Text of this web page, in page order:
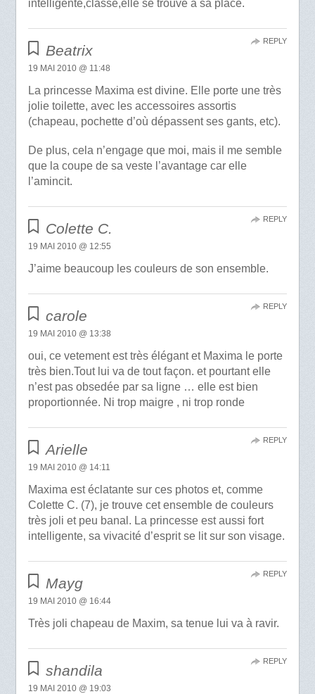
intelligente,classe,elle se trouve a sa place.
Beatrix
19 MAI 2010 @ 11:48
La princesse Maxima est divine. Elle porte une très
jolie toilette, avec les accessoires assortis
(chapeau, pochette d’où dépassent ses gants, etc).
De plus, cela n’engage que moi, mais il me semble
que la coupe de sa veste l’avantage car elle
l’amincit.
REPLY
Colette C.
19 MAI 2010 @ 12:55
J’aime beaucoup les couleurs de son ensemble.
REPLY
carole
19 MAI 2010 @ 13:38
oui, ce vetement est très élégant et Maxima le porte
très bien.Tout lui va de tout façon. et pourtant elle
n’est pas obsedée par sa ligne … elle est bien
proportionnée. Ni trop maigre , ni trop ronde
REPLY
Arielle
19 MAI 2010 @ 14:11
Maxima est éclatante sur ces photos et, comme
Colette C. (7), je trouve cet ensemble de couleurs
très joli et peu banal. La princesse est aussi fort
intelligente, sa vivacité d’esprit se lit sur son visage.
REPLY
Mayg
19 MAI 2010 @ 16:44
Très joli chapeau de Maxim, sa tenue lui va à ravir.
REPLY
shandila
19 MAI 2010 @ 19:03
REPLY